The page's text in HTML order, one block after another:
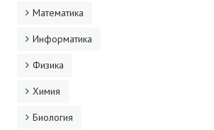
Математика
Информатика
Физика
Химия
Биология